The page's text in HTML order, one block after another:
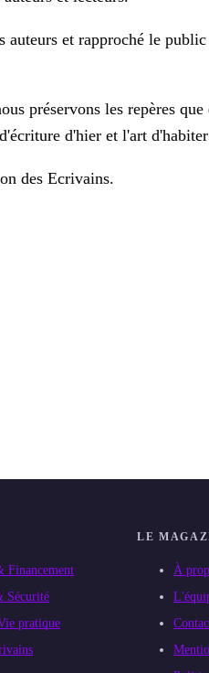
auteurs et rapproché le
préservons les repères
d'hier et l'art
des Ecrivains.
Sécurité
pratique
LE
À